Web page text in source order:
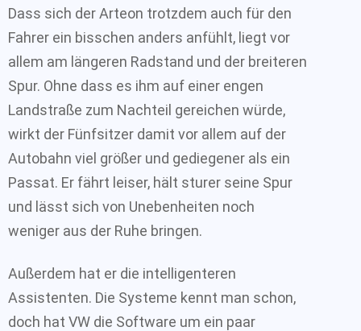
Dass sich der Arteon trotzdem auch für den
Fahrer ein bisschen anders anfühlt, liegt vor
allem am längeren Radstand und der breiteren
Spur. Ohne dass es ihm auf einer engen
Landstraße zum Nachteil gereichen würde,
wirkt der Fünfsitzer damit vor allem auf der
Autobahn viel größer und gediegener als ein
Passat. Er fährt leiser, hält sturer seine Spur
und lässt sich von Unebenheiten noch
weniger aus der Ruhe bringen.
Außerdem hat er die intelligenteren
Assistenten. Die Systeme kennt man schon,
doch hat VW die Software um ein paar